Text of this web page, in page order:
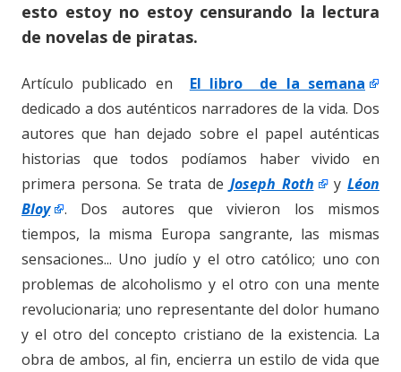
esto estoy no estoy censurando la lectura
de novelas de piratas.
Artículo publicado en
El libro de la semana
dedicado a dos auténticos narradores de la vida. Dos
autores que han dejado sobre el papel auténticas
historias que todos podíamos haber vivido en
primera persona. Se trata de Joseph Roth y Léon
Bloy
. Dos autores que vivieron los mismos
tiempos, la misma Europa sangrante, las mismas
sensaciones... Uno judío y el otro católico; uno con
problemas de alcoholismo y el otro con una mente
revolucionaria; uno representante del dolor humano
y el otro del concepto cristiano de la existencia. La
obra de ambos, al fin, encierra un estilo de vida que